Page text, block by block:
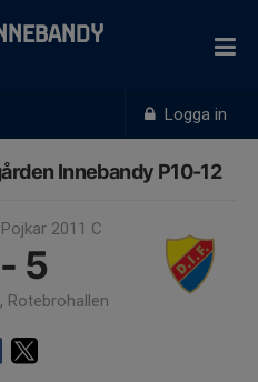
Logga in
Innebandy P10-12
2011 C
5
Rotebrohallen